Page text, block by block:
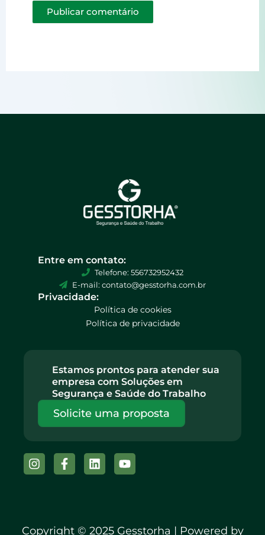
Entre em contato:
Telefone: 556732952432
E-mail: contato@gesstorha.com.br
Privacidade:
Política de cookies
Política de privacidade
Estamos prontos para atender sua
empresa com Soluções em
Segurança e Saúde do Trabalho
Solicite uma proposta
InstagramFacebook-
f
LinkedinYoutube
Copyright © 2025 Gesstorha | Powered by